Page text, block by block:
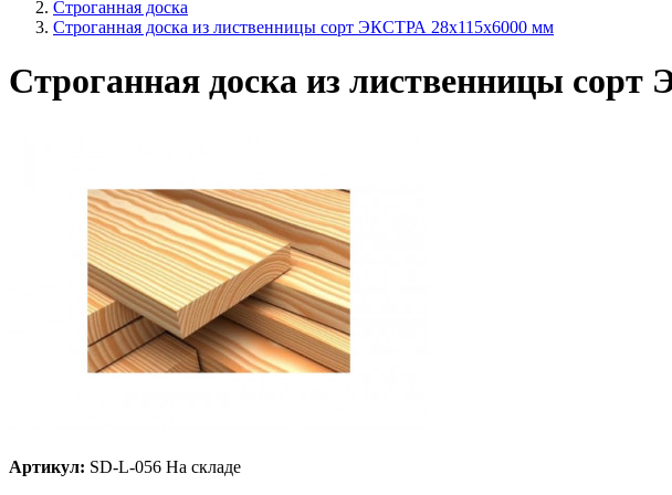
Строганная доска
Строганная доска из лиственницы сорт ЭКСТРА 28x115x6000 мм
Строганная доска из лиственницы
Артикул: SD-L-056 На складе